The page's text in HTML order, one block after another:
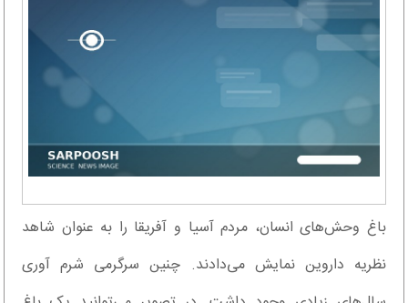
باغ وحش‌های انسان، مردم آسیا و آفریقا را به عنوان شاهد
نظریه داروین نمایش می‌دادند. چنین سرگرمی شرم آوری